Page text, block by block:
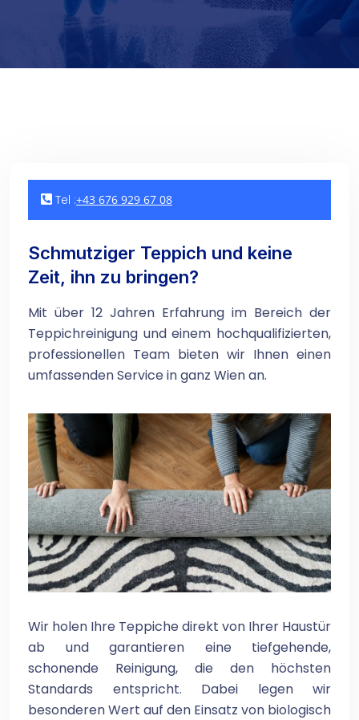
Tel :+43 676 929 67 08
Schmutziger Teppich und keine
Zeit, ihn zu bringen?
Mit über 12 Jahren Erfahrung im Bereich der
Teppichreinigung und einem hochqualifizierten,
professionellen Team bieten wir Ihnen einen
umfassenden Service in ganz Wien an.
Wir holen Ihre Teppiche direkt von Ihrer Haustür
ab und garantieren eine tiefgehende,
schonende Reinigung, die den höchsten
Standards entspricht. Dabei legen wir
besonderen Wert auf den Einsatz von biologisch